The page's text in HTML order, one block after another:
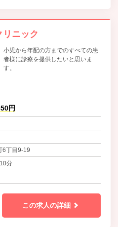
ニック
小児から年配の方までのすべての患
者様に診療を提供したいと思いま
す。
円
6丁目9-19
分
この求人の詳細